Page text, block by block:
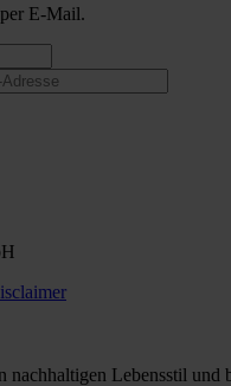
E-Mail.
nachhaltigen Lebensstil und